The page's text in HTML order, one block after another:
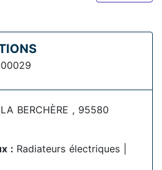
BERCHÈRE , 95580
: Radiateurs électriques |